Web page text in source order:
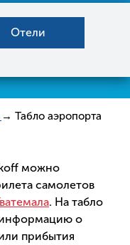
Отели
→ Табло аэропорта
можно
самолетов
. На табло
о
прибытия